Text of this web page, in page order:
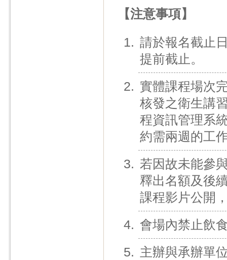
【注意事項】
請於報名截止
提前截止。
實體課程場次
核發之衛生講
程資訊管理系
約需兩週的工
若因故未能參
釋出名額及後
課程影片公開
會場內禁止飲
主辦與承辦單